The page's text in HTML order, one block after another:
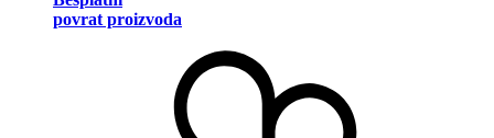
povrat proizvoda